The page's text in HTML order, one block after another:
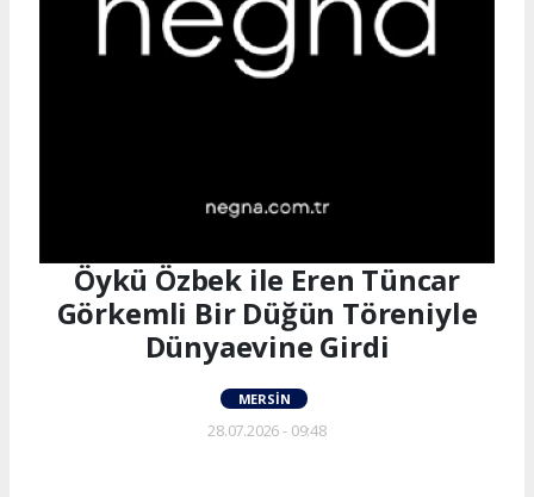
Öykü Özbek ile Eren Tüncar
Görkemli Bir Düğün Töreniyle
Dünyaevine Girdi
MERSIN
28.07.2026 - 09:48